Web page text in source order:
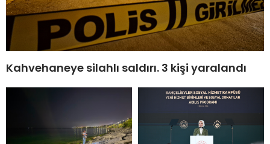
Kahvehaneye silahlı saldırı. 3 kişi yaralandı